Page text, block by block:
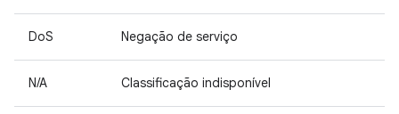
DoS Negação de serviço
N/A Classificação indisponível